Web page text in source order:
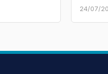
24/07/